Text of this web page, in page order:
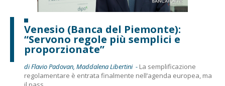
Venesio (Banca del Piemonte):
“Servono regole più semplici e
proporzionate”
di Flavio Padovan, Maddalena Libertini - La semplificazione
regolamentare è entrata finalmente nell’agenda europea, ma